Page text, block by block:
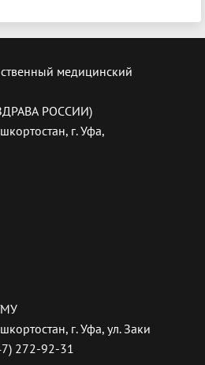
медицинский
РОССИИ)
г. Уфа,
г. Уфа, ул. Заки
272-92-31